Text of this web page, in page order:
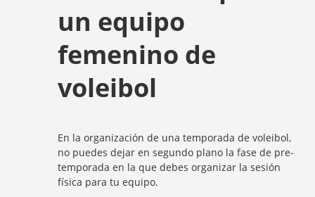
un equipo
femenino de
voleibol
En la organización de una temporada de voleibol,
no puedes dejar en segundo plano la fase de pre-
temporada en la que debes organizar la sesión
física para tu equipo.